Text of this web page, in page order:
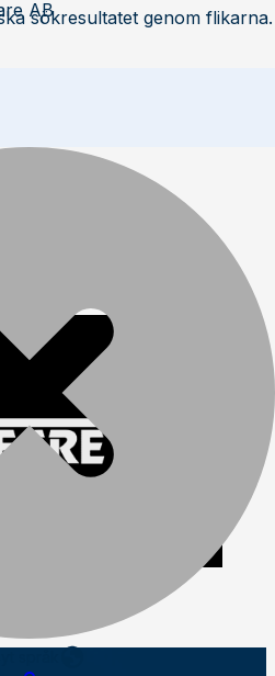
sökresultatet genom flikarna.
AB